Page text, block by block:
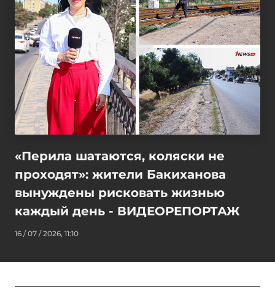
«Перила шатаются, коляски не
проходят»: жители Бакиханова
вынуждены рисковать жизнью
каждый день - ВИДЕОРЕПОРТАЖ
16 / 07 / 2026, 11:10